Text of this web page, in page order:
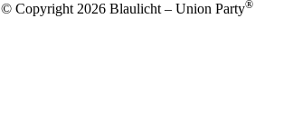
© Copyright 2026 Blaulicht – Union Party®